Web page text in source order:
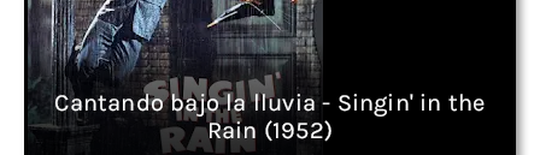
Cantando bajo la lluvia - Singin' in the
Rain (1952)